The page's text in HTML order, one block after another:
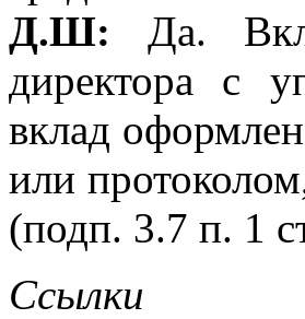
Д.Ш: Да.
директора с
вклад
или
(подп. 3.7 п. 1